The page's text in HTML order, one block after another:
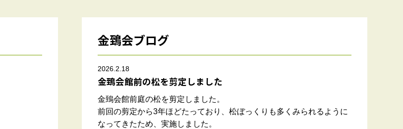
金鵄会ブログ
2026.2.18
金鵄会館前の松を剪定しました
金鵄会館前庭の松を剪定しました。
前回の剪定から3年ほどたっており、松ぼっくりも多くみられるように
なってきたため、実施しました。